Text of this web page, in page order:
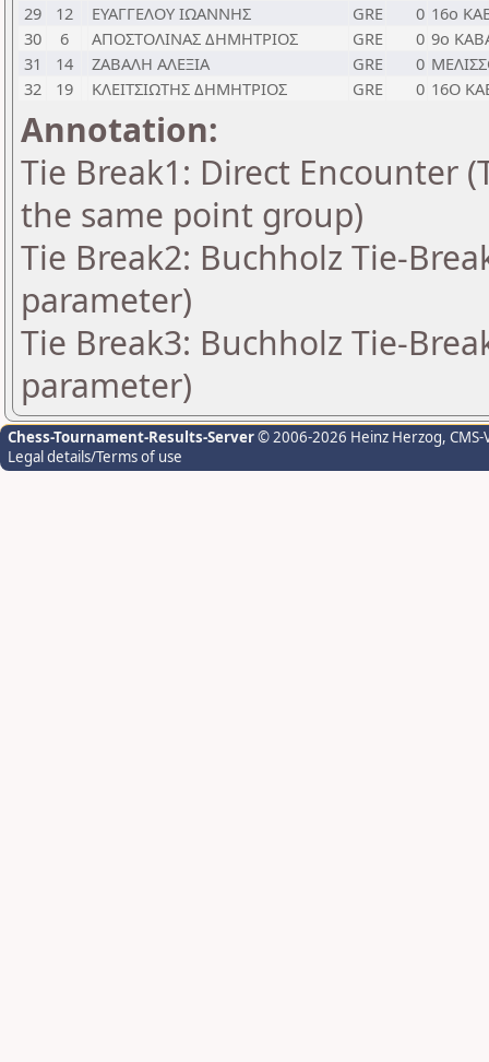
29
12 ΕΥΑΓΓΕΛΟΥ ΙΩΑΝΝΗΣ GRE 0 16ο
30
6 ΑΠΟΣΤΟΛΙΝΑΣ ΔΗΜΗΤΡΙΟΣ GRE 0 9ο
31
14 ΖΑΒΑΛΗ ΑΛΕΞΙΑ GRE 0
32
19 ΚΛΕΙΤΣΙΩΤΗΣ ΔΗΜΗΤΡΙΟΣ GRE 0 16Ο
Annotation:
Tie Break1: Direct Encounter
the same point group)
Tie Break2: Buchholz Tie-
parameter)
Tie Break3: Buchholz Tie-
parameter)
Chess-Tournament-Results-Server© 2006-2026 Heinz Herzog,
Legal details/Terms of use